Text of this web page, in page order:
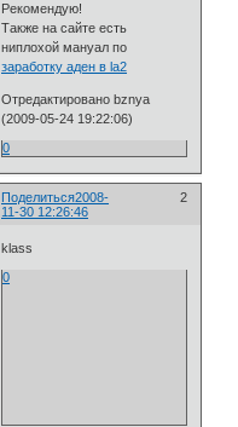
Рекомендую!
Также на сайте есть
ниплохой мануал по
заработку аден в la2
Отредактировано bznya
(2009-05-24 19:22:06)
0
Поделиться 2
2008-
11-30 12:26:46
klass
0